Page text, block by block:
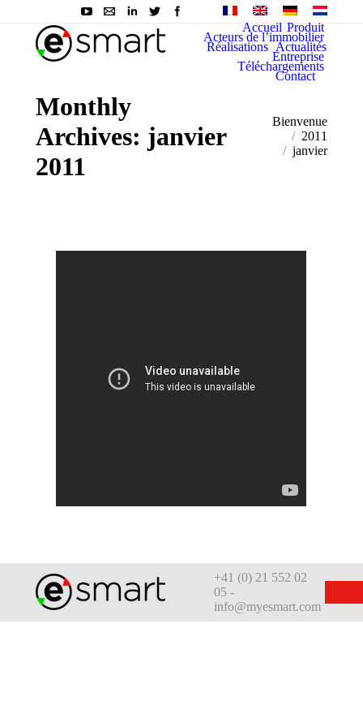
Accueil Produit
Acteurs de l’immobilier
Réalisations Actualités
Entreprise
Téléchargements
Contact
Monthly
Archives: janvier
2011
You are here:
Bienvenue
2011
janvier
+41 (0) 21 552 02
05 -
info@myesmart.com